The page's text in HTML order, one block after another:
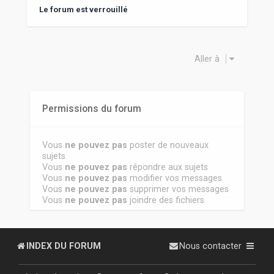
Le forum est verrouillé
Aller à
Permissions du forum
Vous ne pouvez pas poster de nouveaux
sujets
Vous ne pouvez pas répondre aux sujets
Vous ne pouvez pas modifier vos messages
Vous ne pouvez pas supprimer vos messages
Vous ne pouvez pas joindre des fichiers
INDEX DU FORUM Nous contacter